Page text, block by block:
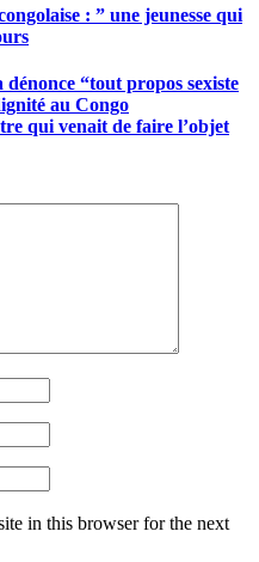
: ” une jeunesse qui
“tout propos sexiste
au Congo
qui venait de faire l’objet
in this browser for the next